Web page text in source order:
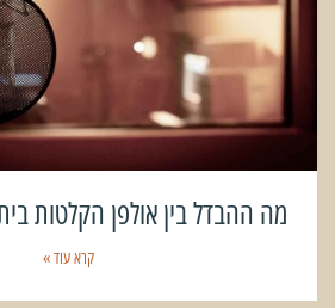
מה ההבדל בין אולפן הקלטות
קרא עוד »